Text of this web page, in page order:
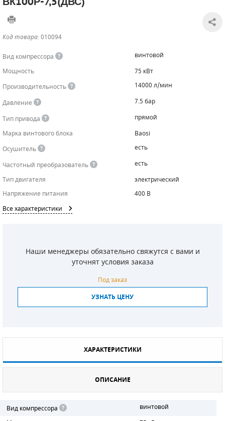
Код товара:010094
Вид компрессора
винтовой
Мощность
75 кВт
Производительность
14000 л/мин
Давление
7.5 бар
Тип привода
прямой
Марка винтового блока
Baosi
Осушитель
есть
Частотный преобразователь
есть
Тип двигателя
электрический
Напряжение питания
400 В
Все характеристики
Наши менеджеры обязательно свяжутся с вами и
уточнят условия заказа
Под заказ
УЗНАТЬ ЦЕНУ
ХАРАКТЕРИСТИКИ
ОПИСАНИЕ
Вид компрессора
винтовой
САДОВАЯ ТЕХНИКА
ЧИЛЛЕРЫ
КАНАЛИЗАЦИОННЫЕ НАСОСЫ
БЕНЗИНОВЫЕ МОТОПОМПЫ
ТАЛИ И ТЕЛЬФЕРЫ
ОСВЕТИТЕЛЬНЫЕ МАЧТЫ
КОНТРОЛЛЕРЫ (БЛОКИ УПРАВЛЕНИЯ)
ПРЕДОХРАНИТЕЛЬНЫЕ КЛАПАНЫ
ОБРАТНЫЕ КЛАПАНЫ
РЕЛЕ ДАВЛЕНИЯ ДЛЯ ДЛЯ КОМПРЕССОРОВ
ДАТЧИКИ
РУКАВА ВЫСОКОГО ДАВЛЕНИЯ (РВД)
ЗАПЧАСТИ ДЛЯ ВИНТОВЫХ КОМПРЕССОРОВ
ФИЛЬТРОВ
ДИЗЕЛЬНЫЕ ДВИГАТЕЛИ
ДЕТАЛИ ДВС
МОТОРНОЕ МАСЛО